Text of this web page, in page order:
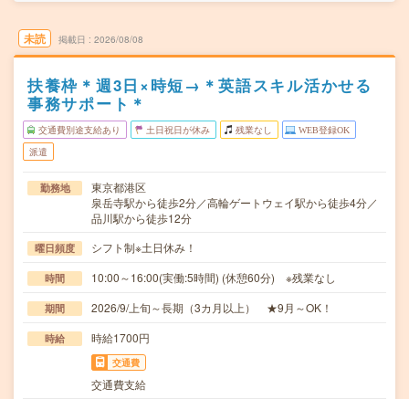
未読 掲載日 2026/08/08
扶養枠＊週3日×時短→＊英語スキル活かせる
事務サポート＊
交通費別途支給あり 土日祝日が休み 残業なし WEB登録OK
派遣
勤務地
東京都港区
泉岳寺駅から徒歩2分／高輪ゲートウェイ駅から徒歩4分／
品川駅から徒歩12分
曜日頻度 シフト制※土日休み！
時間 10:00～16:00(実働:5時間) (休憩60分) ※残業なし
期間 2026/9/上旬～長期（3カ月以上） ★9月～OK！
時給 時給1700円
交通費
交通費支給